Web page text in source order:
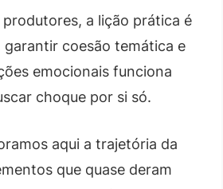
a lição prática é
coesão temática e
emocionais funciona
choque por si só.
aqui a trajetória da
que quase deram